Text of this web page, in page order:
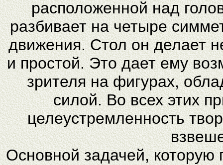
расположенной над
разбивает на четыре
движения. Стол он делает
и простой. Это дает ему
зрителя на фигурах,
силой. Во всех этих
целеустремленность
Основной задачей, которую